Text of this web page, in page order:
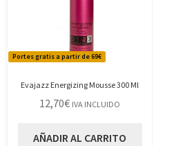
Portes gratis a partir de 69€
Evajazz Energizing Mousse 300 Ml
12,70€ IVA INCLUIDO
AÑADIR AL CARRITO